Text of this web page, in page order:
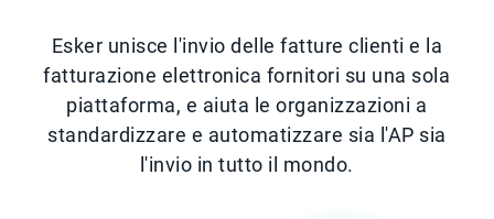
Esker unisce l'invio delle fatture clienti e la
fatturazione elettronica fornitori su una sola
piattaforma, e aiuta le organizzazioni a
standardizzare e automatizzare sia l'AP sia
l'invio in tutto il mondo.